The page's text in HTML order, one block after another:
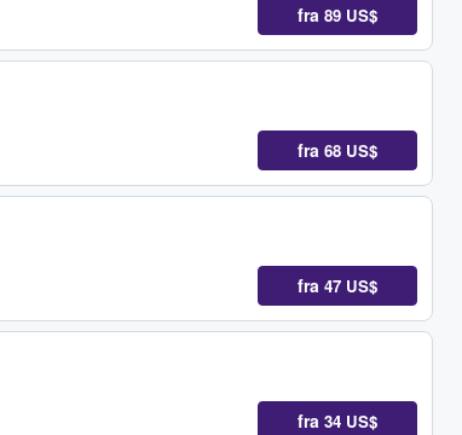
fra 89 US$
fra 68 US$
fra 47 US$
fra 34 US$